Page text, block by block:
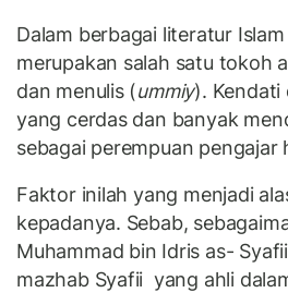
Dalam berbagai literatur
merupakan salah satu tokoh
dan menulis (ummiy). Kendati
yang cerdas dan banyak
sebagai perempuan pengajar
Faktor inilah yang menjadi
kepadanya. Sebab,
Muhammad bin Idris as-
mazhab Syafii yang ahli